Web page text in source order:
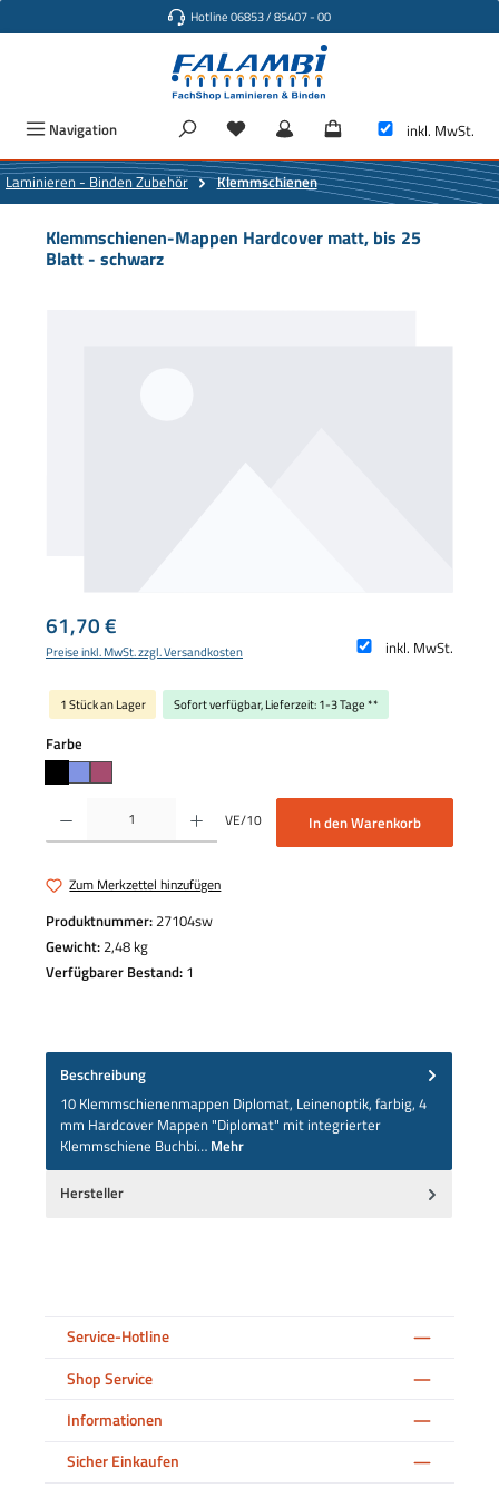
Hotline 06853 / 85407 - 00
Navigation inkl. MwSt.
Laminieren - Binden Zubehör Klemmschienen
Klemmschienen-Mappen Hardcover matt, bis 25
Blatt - schwarz
Regulärer Preis:
61,70 €
inkl. MwSt.
Preise inkl. MwSt. zzgl. Versandkosten
1 Stück an Lager Sofort verfügbar, Lieferzeit: 1-3 Tage **
Farbe
Produkt Anzahl: Gib den gewünschten Wert ein oder benutze die Schaltflächen um
VE/10 In den Warenkorb
Zum Merkzettel hinzufügen
Produktnummer:27104sw
Gewicht:2,48 kg
Verfügbarer Bestand: 1
Beschreibung
10 Klemmschienenmappen Diplomat, Leinenoptik, farbig, 4
mm Hardcover Mappen "Diplomat" mit integrierter
Klemmschiene Buchbi… Mehr
Hersteller
Service-Hotline
Shop Service
Informationen
Sicher Einkaufen